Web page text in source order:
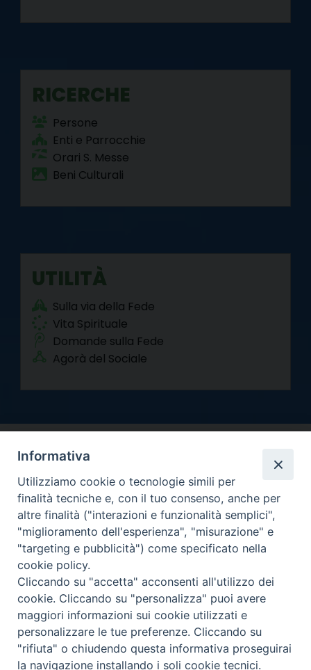
RICERCHE
Persone
Enti e Parrocchie
Orari S. Messe
Beni Culturali
UTILITÀ
Sulla via della Fede
Vita Spirituale
Domande sulla Fede
Agorà del Sociale
Facebook
TwitterYouTube
Instagram
RSS
FEED
Newsletter
Arcidiocesi di Torino
Curia metropolitana
Via dell'Arcivescovado 12 - 10121 Torino
Centralino tel. 011.51.56.300
Copyright 2000-2026 -Informativa privacy
Informativa
Utilizziamo cookie o tecnologie simili per
finalità tecniche e, con il tuo consenso, anche per
altre finalità ("interazioni e funzionalità semplici",
"miglioramento dell'esperienza", "misurazione" e
"targeting e pubblicità") come specificato nella
cookie policy.
Cliccando su "accetta" acconsenti all'utilizzo dei
cookie. Cliccando su "personalizza" puoi avere
maggiori informazioni sui cookie utilizzati e
personalizzare le tue preferenze. Cliccando su
"rifiuta" o chiudendo questa informativa proseguirai
la navigazione installando i soli cookie tecnici.